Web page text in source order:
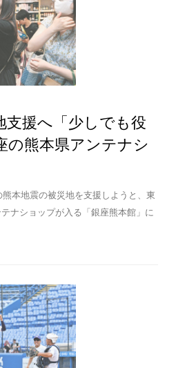
支援へ「少しでも役
熊本県アンテナシ
本地震の被災地を支援しようと、東
ナショップが入る「銀座熊本館」に